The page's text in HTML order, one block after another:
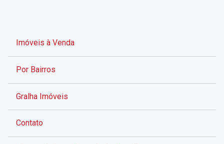
Imóveis à Venda
Por Bairros
Gralha Imóveis
Contato